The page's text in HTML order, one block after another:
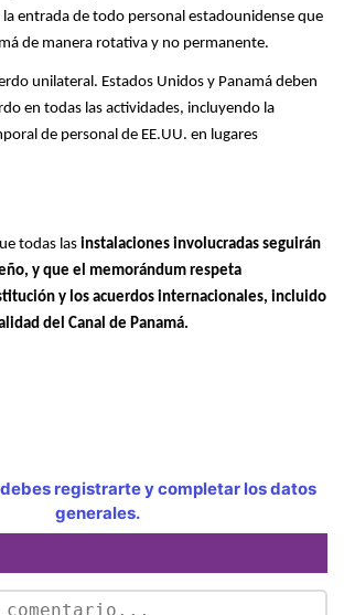
entrada de todo personal estadounidense que
de manera rotativa y no permanente.
unilateral. Estados Unidos y Panamá deben
en todas las actividades, incluyendo la
de personal de EE.UU. en lugares
todas las instalaciones involucradas seguirán
y que el memorándum respeta
y los acuerdos internacionales, incluido
del Canal de Panamá.
registrarte y completar los datos
generales.